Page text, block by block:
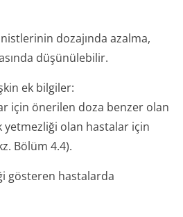
dozajında azalma,
düşünülebilir.
ek bilgiler:
için önerilen doza benzer olan
yetmezliği olan hastalar için
Bölüm 4.4).
gösteren hastalarda